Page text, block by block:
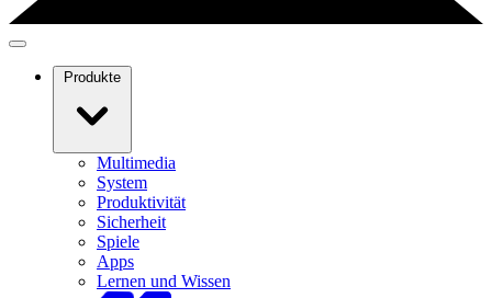
Produkte
Multimedia
System
Produktivität
Sicherheit
Spiele
Apps
Lernen und Wissen